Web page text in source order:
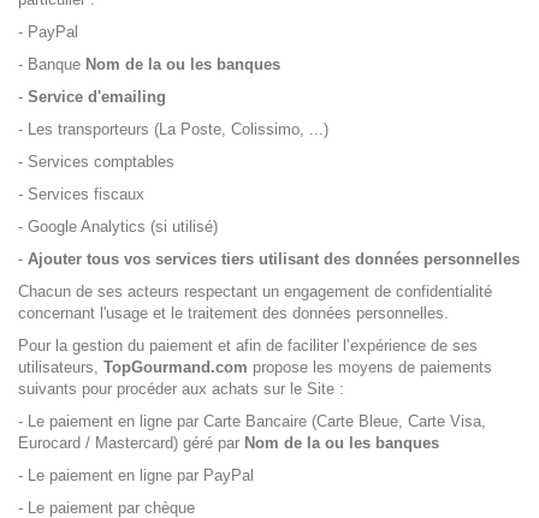
- PayPal
- Banque Nom de la ou les banques
- Service d'emailing
- Les transporteurs (La Poste, Colissimo, ...)
- Services comptables
- Services fiscaux
- Google Analytics (si utilisé)
- Ajouter tous vos services tiers utilisant des données personnelles
Chacun de ses acteurs respectant un engagement de confidentialité
concernant l'usage et le traitement des données personnelles.
Pour la gestion du paiement et afin de faciliter l’expérience de ses
utilisateurs, TopGourmand.com propose les moyens de paiements
suivants pour procéder aux achats sur le Site :
- Le paiement en ligne par Carte Bancaire (Carte Bleue, Carte Visa,
Eurocard / Mastercard) géré par Nom de la ou les banques
- Le paiement en ligne par PayPal
- Le paiement par chèque